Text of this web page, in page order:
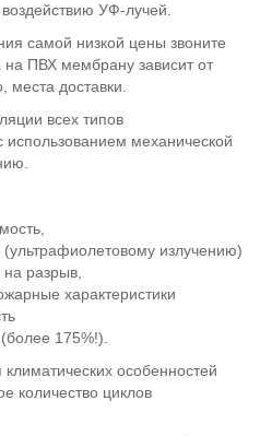
УФ-лучей.
самой низкой цены звоните
ПВХ мембрану зависит от
места доставки.
всех типов
использованием механической
(ультрафиолетовому излучению)
разрыв,
характеристики
175%!).
особенностей
количество циклов